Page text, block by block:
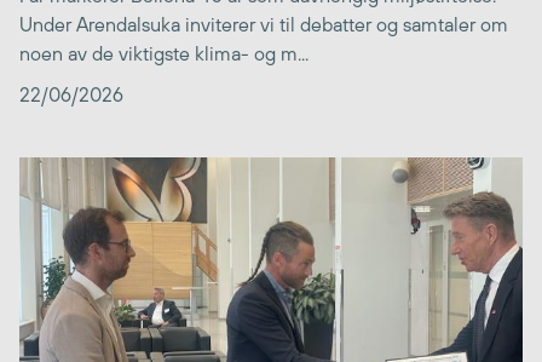
Under Arendalsuka inviterer vi til debatter og samtaler om
noen av de viktigste klima- og m...
22/06/2026